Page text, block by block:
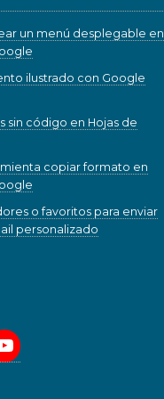
un menú desplegable en
ilustrado con Google
sin código en Hojas de
copiar formato en
o favoritos para enviar
personalizado